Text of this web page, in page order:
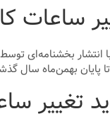
ساعات
انتشار بخشنامه‌ای
تا پایان بهمن‌ماه سال
تغییر